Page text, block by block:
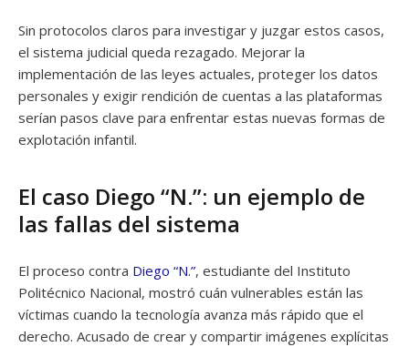
Sin protocolos claros para investigar y juzgar estos casos,
el sistema judicial queda rezagado. Mejorar la
implementación de las leyes actuales, proteger los datos
personales y exigir rendición de cuentas a las plataformas
serían pasos clave para enfrentar estas nuevas formas de
explotación infantil.
El caso Diego “N.”: un ejemplo de
las fallas del sistema
El proceso contra Diego “N.”, estudiante del Instituto
Politécnico Nacional, mostró cuán vulnerables están las
víctimas cuando la tecnología avanza más rápido que el
derecho. Acusado de crear y compartir imágenes explícitas